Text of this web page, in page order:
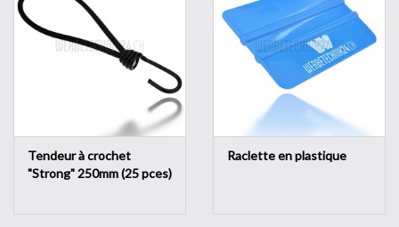
Tendeur à crochet
"Strong" 250mm (25 pces)
Raclette en plastique